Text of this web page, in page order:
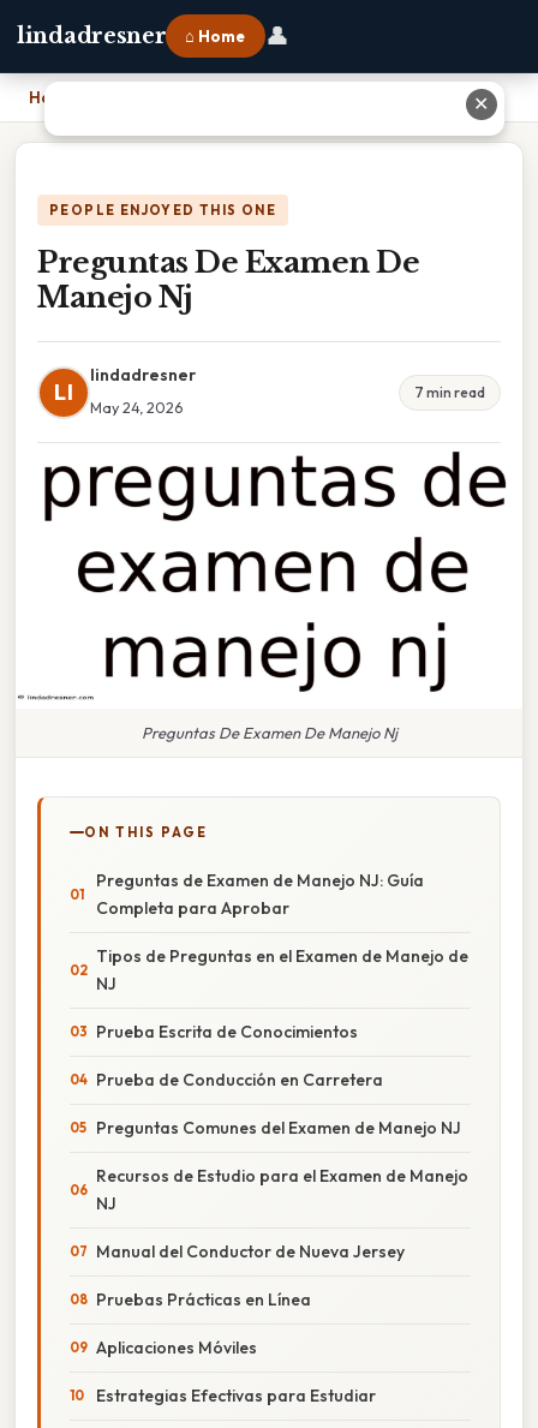
lindadresner ⌂ Home 👤
Home
PEOPLE ENJOYED THIS ONE
Preguntas De Examen De
Manejo Nj
LI
lindadresner
May 24, 2026
7 min read
Preguntas De Examen De Manejo Nj
ON THIS PAGE
Preguntas de Examen de Manejo NJ: Guía
Completa para Aprobar
Tipos de Preguntas en el Examen de Manejo de
NJ
Prueba Escrita de Conocimientos
Prueba de Conducción en Carretera
Preguntas Comunes del Examen de Manejo NJ
Recursos de Estudio para el Examen de Manejo
NJ
Manual del Conductor de Nueva Jersey
Pruebas Prácticas en Línea
Aplicaciones Móviles
Estrategias Efectivas para Estudiar
✕